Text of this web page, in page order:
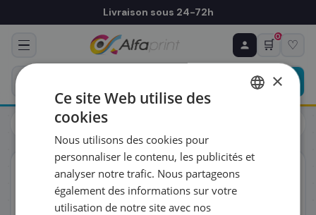
Livraison sous 24-72h
🛒
0
♡
Toners
Brother
ORIGINAL
♻ COMMANDE RÉCURRENTE
Prévoyez & économisez
Programmez votre prochain achat — notre équipe
vous prépare un devis personnalisé
RÉFÉRENCE DU PRODUIT
FRÉQUENCE
×
Ce site Web utilise des
cookies
Nous utilisons des cookies pour
personnaliser le contenu, les publicités et
analyser notre trafic. Nous partageons
également des informations sur votre
utilisation de notre site avec nos